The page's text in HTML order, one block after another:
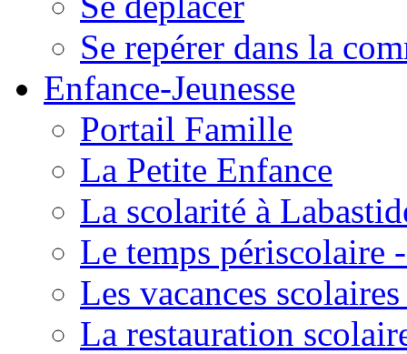
Se repérer dans la
Enfance-Jeunesse
Portail Famille
La Petite Enfance
La scolarité à
Le temps périscolaire
Les vacances
La restauration